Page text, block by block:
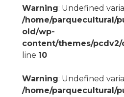
Warning: Undefined
/home/parquecultural/
old/wp-
content/themes/
line 10
Warning: Undefined
/home/parquecultural/